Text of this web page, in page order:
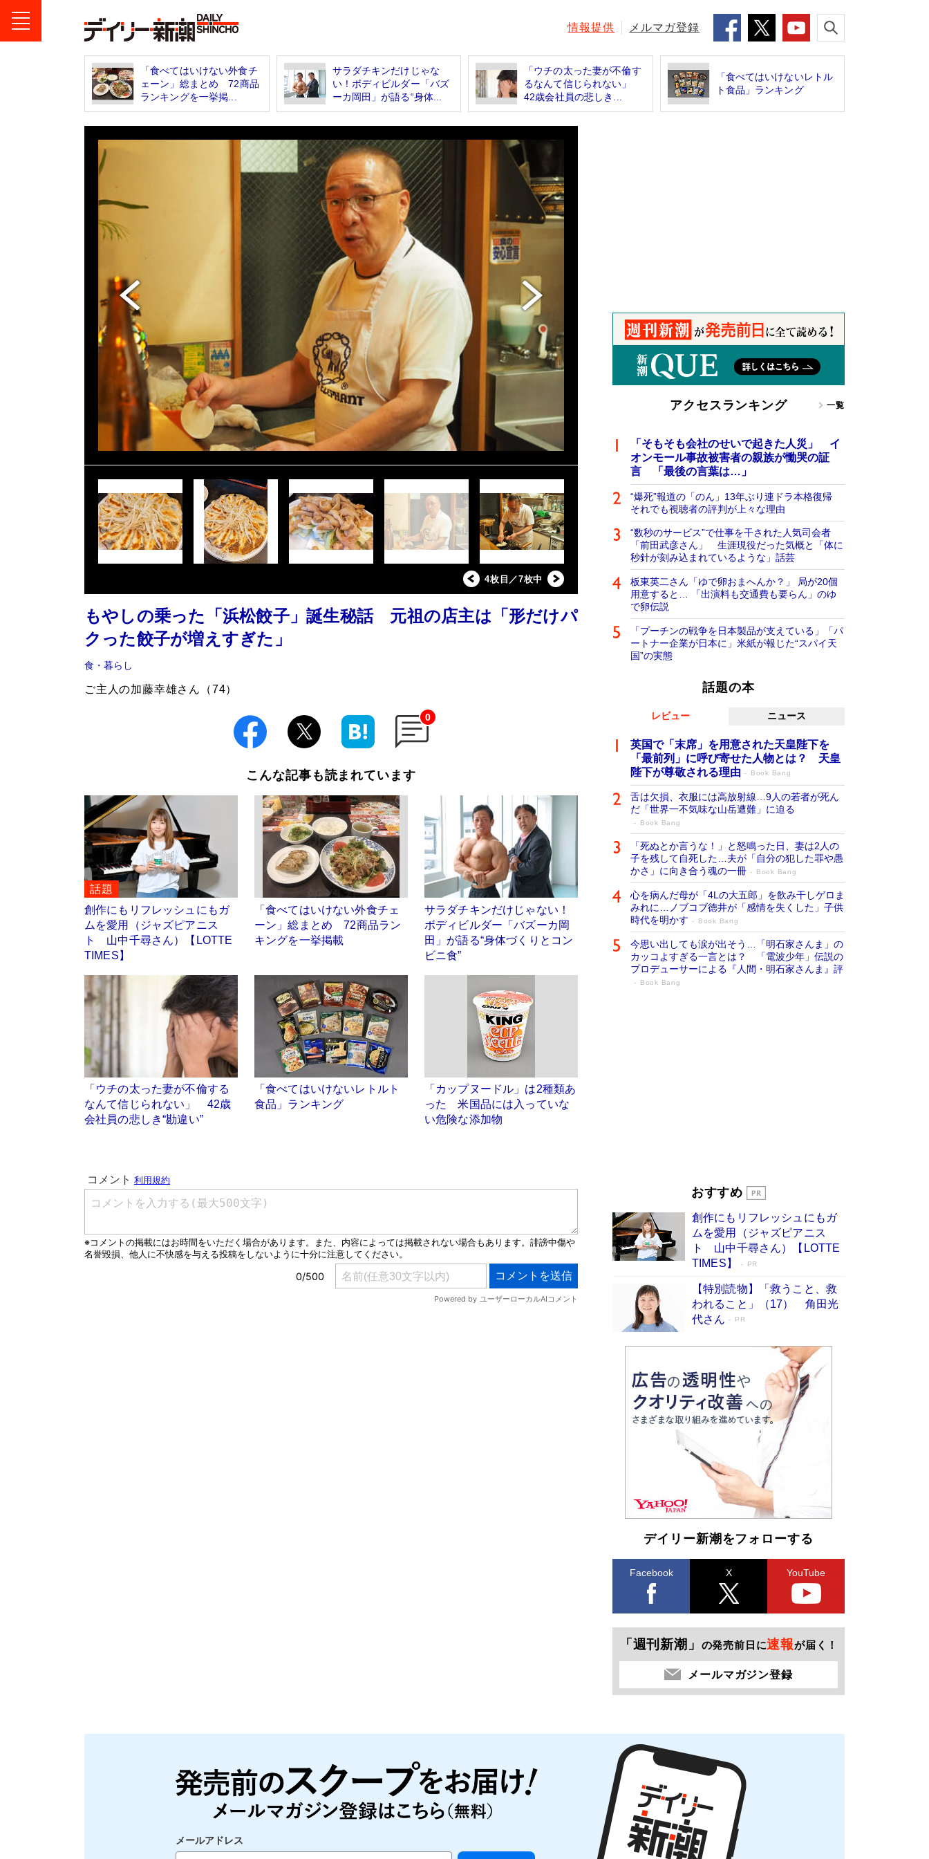
情報提供 メルマガ登録
「食べてはいけない外食チ
ェーン」総まとめ 72商品
ランキングを一挙掲...
サラダチキンだけじゃな
い！ボディビルダー「バズ
ーカ岡田」が語る“身体...
「ウチの太った妻が不倫す
るなんて信じられない」
42歳会社員の悲しき...
「食べてはいけないレトル
ト食品」ランキング
4枚目／7枚中
もやしの乗った「浜松餃子」誕生秘話 元祖の店主は「形だけパ
クった餃子が増えすぎた」
食・暮らし
ご主人の加藤幸雄さん（74）
0
こんな記事も読まれています
話題
創作にもリフレッシュにもガ
ムを愛用（ジャズピアニス
ト 山中千尋さん）【LOTTE
TIMES】
「食べてはいけない外食チェ
ーン」総まとめ 72商品ラン
キングを一挙掲載
サラダチキンだけじゃない！
ボディビルダー「バズーカ岡
田」が語る“身体づくりとコン
ビニ食”
「ウチの太った妻が不倫する
なんて信じられない」 42歳
会社員の悲しき“勘違い”
「食べてはいけないレトルト
食品」ランキング
「カップヌードル」は2種類あ
った 米国品には入っていな
い危険な添加物
アクセスランキング 一覧
「そもそも会社のせいで起きた人災」 イ
オンモール事故被害者の親族が慟哭の証
言 「最後の言葉は…」
“爆死”報道の「のん」13年ぶり連ドラ本格復帰
それでも視聴者の評判が上々な理由
“数秒のサービス”で仕事を干された人気司会者
「前田武彦さん」 生涯現役だった気概と「体に
秒針が刻み込まれているような」話芸
板東英二さん「ゆで卵おまへんか？」 局が20個
用意すると… 「出演料も交通費も要らん」のゆ
で卵伝説
「プーチンの戦争を日本製品が支えている」「パ
ートナー企業が日本に」米紙が報じた“スパイ天
国”の実態
話題の本
レビュー ニュース
英国で「末席」を用意された天皇陛下を
「最前列」に呼び寄せた人物とは？ 天皇
陛下が尊敬される理由
Book Bang
舌は欠損、衣服には高放射線…9人の若者が死ん
だ「世界一不気味な山岳遭難」に迫る
Book Bang
「死ぬとか言うな！」と怒鳴った日、妻は2人の
子を残して自死した…夫が「自分の犯した罪や愚
かさ」に向き合う魂の一冊
Book Bang
心を病んだ母が「4Lの大五郎」を飲み干しゲロま
みれに…ノブコブ徳井が「感情を失くした」子供
時代を明かす
Book Bang
今思い出しても涙が出そう…「明石家さんま」の
カッコよすぎる一言とは？ 「電波少年」伝説の
プロデューサーによる『人間・明石家さんま』評
Book Bang
俳優・高嶋政伸が家族に教わった“人を育てるコ
東野圭吾、伊坂幸太郎の人気シリーズ最新作どち
らも文庫化 映画化された直木賞受賞作もランク
イン［文庫ベストセラー］
Book Bang
おすすめ
創作にもリフレッシュにもガ
ムを愛用（ジャズピアニス
ト 山中千尋さん）【LOTTE
TIMES】
PR
【特別読物】「救うこと、救
われること」（17） 角田光
代さん
PR
デイリー新潮をフォローする
Facebook X YouTube
「週刊新潮」 の発売前日に速報が届く！
メールマガジン登録
メールアドレス